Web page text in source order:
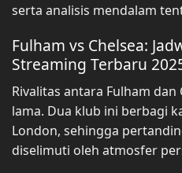
serta analisis mendalam
Fulham vs Chelsea:
Streaming Terbaru
Rivalitas antara Fulham dan
lama. Dua klub ini berbagi
London, sehingga
diselimuti oleh atmosfer